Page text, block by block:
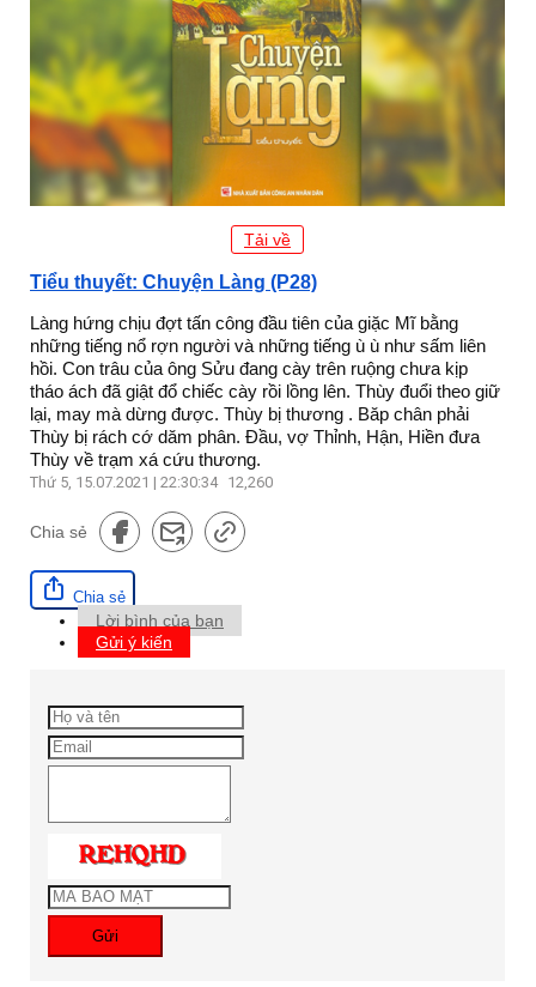
Tải về
Tiểu thuyết: Chuyện Làng (P28)
Làng hứng chịu đợt tấn công đầu tiên của giặc Mĩ bằng
những tiếng nổ rợn người và những tiếng ù ù như sấm liên
hồi. Con trâu của ông Sửu đang cày trên ruộng chưa kịp
tháo ách đã giật đổ chiếc cày rồi lồng lên. Thùy đuổi theo giữ
lại, may mà dừng được. Thùy bị thương . Băp chân phải
Thùy bị rách cớ dăm phân. Đầu, vợ Thỉnh, Hận, Hiền đưa
Thùy về trạm xá cứu thương.
Thứ 5, 15.07.2021 | 22:30:34 12,260
Chia sẻ
Chia sẻ
Lời bình của bạn
Gửi ý kiến
Gửi